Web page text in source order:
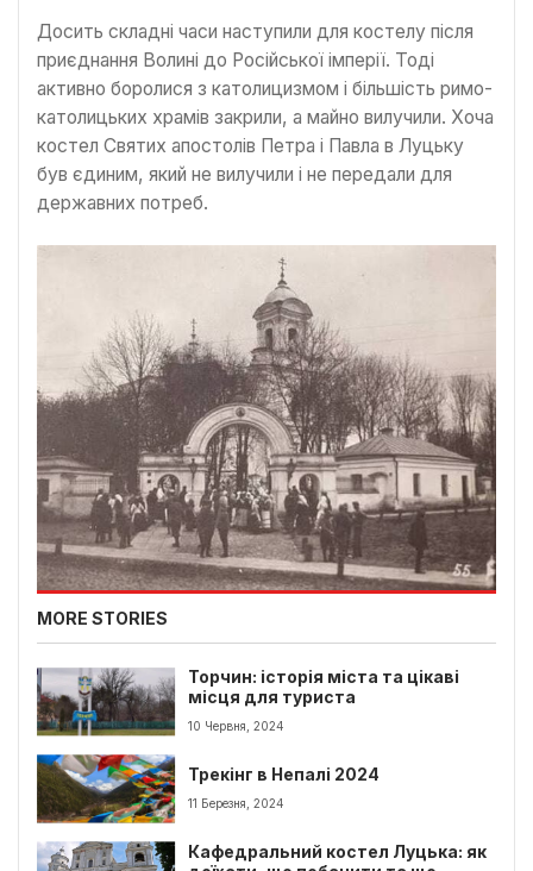
Досить складні часи наступили для костелу після
приєднання Волині до Російської імперії. Тоді
активно боролися з католицизмом і більшість римо-
католицьких храмів закрили, а майно вилучили. Хоча
костел Святих апостолів Петра і Павла в Луцьку
був єдиним, який не вилучили і не передали для
державних потреб.
MORE STORIES
Торчин: історія міста та цікаві
місця для туриста
10 Червня, 2024
Трекінг в Непалі 2024
11 Березня, 2024
Кафедральний костел Луцька: як